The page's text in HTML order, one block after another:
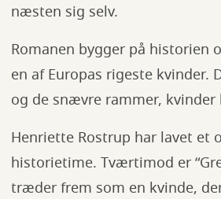
næsten sig selv.
Romanen bygger på historien
en af Europas rigeste
og de snævre rammer,
Henriette Rostrup har lavet et
historietime. Tværtimod er
træder frem som en kvinde,